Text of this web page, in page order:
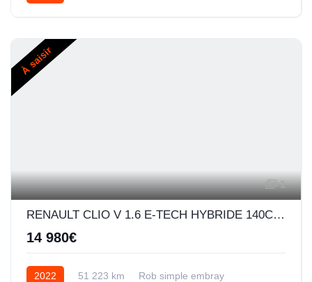
À saisir
1
RENAULT CLIO V 1.6 E-TECH HYBRIDE 140CH BUSINESS -21N
14 980€
2022 51 223 km
Rob simple embray